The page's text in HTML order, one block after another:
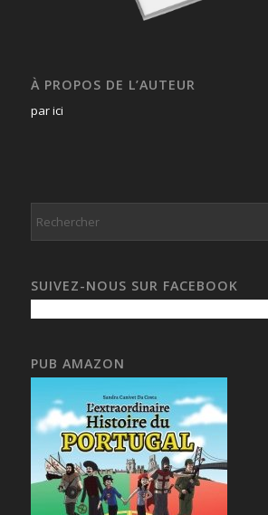
À PROPOS DE L’AUTEUR
par ici
SUIVEZ-NOUS SUR FACEBOOK
PUB AMAZON